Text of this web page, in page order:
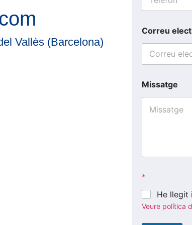
Vallès (Barcelona)
Correu
Missatge
*
He llegit
Veure política